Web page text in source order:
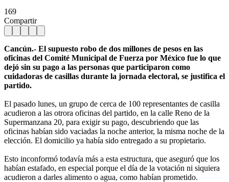
169
Compartir
Cancún.- El supuesto robo de dos millones de pesos en las
oficinas del Comité Municipal de Fuerza por México fue lo que
dejó sin su pago a las personas que participaron como
cuidadoras de casillas durante la jornada electoral, se justifica el
partido.
El pasado lunes, un grupo de cerca de 100 representantes de casilla
acudieron a las otrora oficinas del partido, en la calle Reno de la
Supermanzana 20, para exigir su pago, descubriendo que las
oficinas habían sido vaciadas la noche anterior, la misma noche de la
elección. El domicilio ya había sido entregado a su propietario.
Esto inconformó todavía más a esta estructura, que aseguró que los
habían estafado, en especial porque el día de la votación ni siquiera
acudieron a darles alimento o agua, como habían prometido.